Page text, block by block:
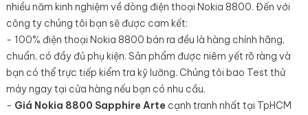
nhiều năm kinh nghiệm về dòng điện thoại Nokia 8800. Đến với
công ty chúng tôi bạn sẽ được cam kết:
- 100% điện thoại Nokia 8800 bán ra đều là hàng chính hãng,
chuẩn, có đầy đủ phụ kiện. Sản phẩm được niêm yết rõ ràng và
bạn có thể trực tiếp kiểm tra kỹ lưỡng. Chúng tôi bao Test thử
máy ngay tại cửa hàng nếu bạn có nhu cầu.
- Giá Nokia 8800 Sapphire Arte cạnh tranh nhất tại TpHCM